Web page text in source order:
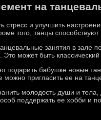
на
стресс и улучшить
того, танцы
занятия в зале
Это может быть
подарить бабушке новые
можно пригласить ее на
молодость души и
поддержать ее хобби и